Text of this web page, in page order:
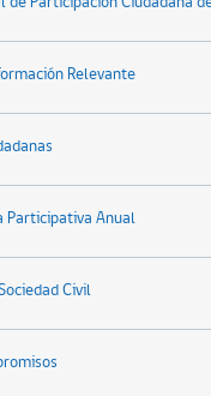
Relevante
Participativa Anual
Civil